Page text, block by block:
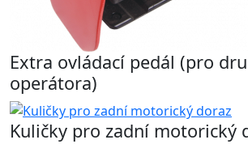
Extra ovládací pedál (pro
operátora)
Kuličky pro zadní motorický